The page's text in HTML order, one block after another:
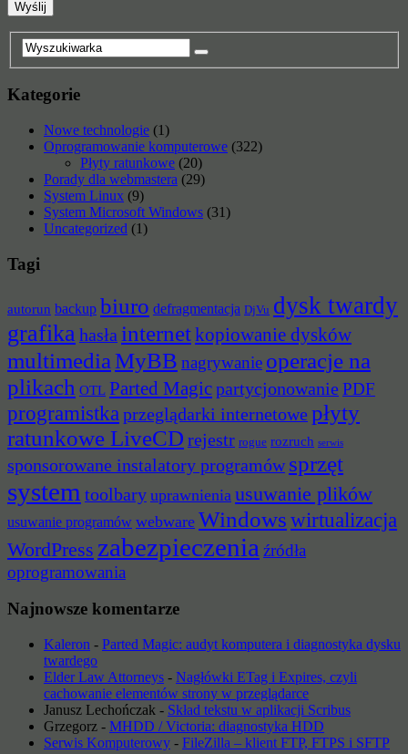
Kategorie
Nowe technologie (1)
Oprogramowanie komputerowe (322)
Płyty ratunkowe (20)
Porady dla webmastera (29)
System Linux (9)
System Microsoft Windows (31)
Uncategorized (1)
Tagi
autorun backup biuro defragmentacja DjVu dysk twardy
grafika hasła internetkopiowanie dysków
multimediaMyBB nagrywanie operacje na
plikach OTL Parted Magicpartycjonowanie PDF
programistka przeglądarki internetowe płyty
ratunkowe LiveCD rejestr rogue rozruch serwis
sponsorowane instalatory programów sprzęt
system toolbary uprawnienia usuwanie plików
usuwanie programów webware Windowswirtualizacja
WordPress zabezpieczenia źródła
oprogramowania
Najnowsze komentarze
Kaleron - Parted Magic: audyt komputera i diagnostyka dysku
twardego
Elder Law Attorneys - Nagłówki ETag i Expires, czyli
cachowanie elementów strony w przeglądarce
Janusz Lechończak - Skład tekstu w aplikacji Scribus
Grzegorz - MHDD / Victoria: diagnostyka HDD
Serwis Komputerowy - FileZilla – klient FTP, FTPS i SFTP